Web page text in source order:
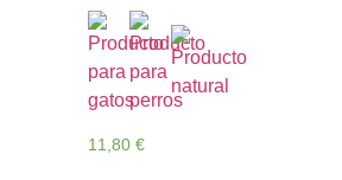
Valorado con
5.00
de 5
11,80 €